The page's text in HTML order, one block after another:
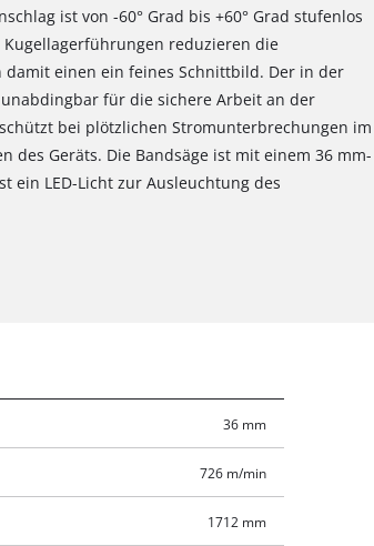
ist von -60° Grad bis +60° Grad stufenlos
reduzieren die
einen ein feines Schnittbild. Der in der
für die sichere Arbeit an der
bei plötzlichen Stromunterbrechungen im
des Geräts. Die Bandsäge ist mit einem 36 mm-
ein LED-Licht zur Ausleuchtung des
36 mm
726 m/min
1712 mm